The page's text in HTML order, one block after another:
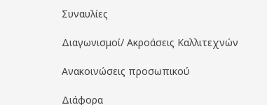
Συναυλίες
Διαγωνισμοί/ Ακροάσεις Καλλιτεχνών
Ανακοινώσεις προσωπικού
Διάφορα